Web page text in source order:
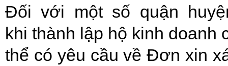
Đối với một số quận
khi thành lập hộ kinh doanh
thể có yêu cầu về Đơn xin